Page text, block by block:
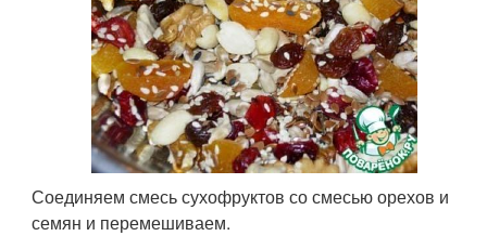
Соединяем смесь сухофруктов со смесью орехов и
семян и перемешиваем.